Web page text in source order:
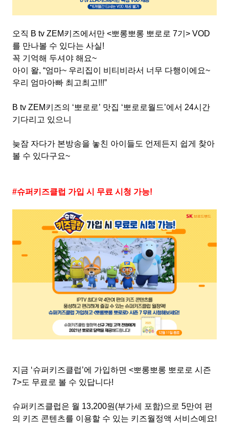
오직 B tv ZEM키즈에서만 <뽀롱뽀롱 뽀로로 7기 > VOD
를 만나볼 수 있다는 사실!
꼭 기억해 두셔야 해요~
아이 왈, “엄마~ 우리집이 비티비라서 너무 다행이에요~
우리 엄마아빠 최고최고!!!”
B tv ZEM키즈의 ‘뽀로로’ 맛집 ‘뽀로로월드’에서 24시간
기다리고 있으니
늦잠 자다가 본방송을 놓친 아이들도 언제든지 쉽게 찾아
볼 수 있다구요~
#슈퍼키즈클럽 가입 시 무료 시청 가능!
지금 ‘슈퍼키즈클럽’에 가입하면 <뽀롱뽀롱 뽀로로 시즌
7>도 무료로 볼 수 있답니다!
슈퍼키즈클럽은 월 13,200원 (부가세 포함)으로 5만여 편
의 키즈 콘텐츠를 이용할 수 있는 키즈월정액 서비스예요!